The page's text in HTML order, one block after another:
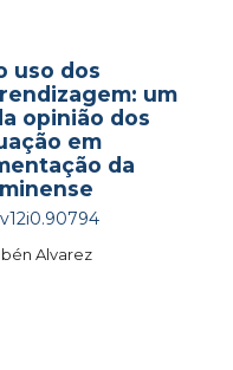
uso dos
um
opinião dos
em
da
Alvarez